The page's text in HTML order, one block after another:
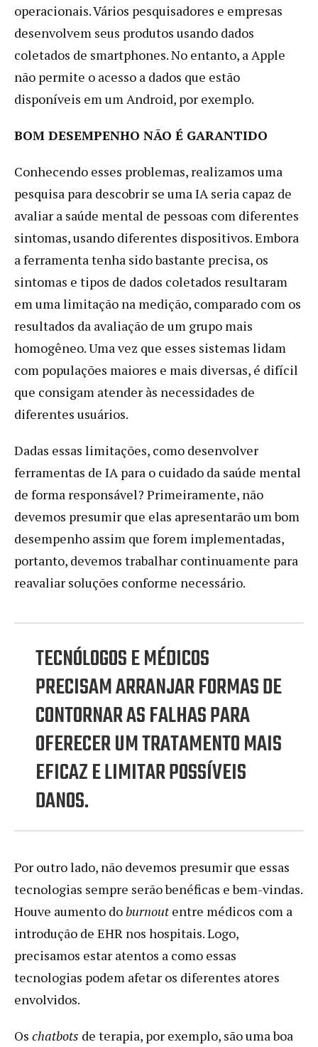
operacionais. Vários pesquisadores e empresas
desenvolvem seus produtos usando dados
coletados de smartphones. No entanto, a Apple
não permite o acesso a dados que estão
disponíveis em um Android, por exemplo.
BOM DESEMPENHO NÃO É GARANTIDO
Conhecendo esses problemas, realizamos uma
pesquisa para descobrir se uma IA seria capaz de
avaliar a saúde mental de pessoas com diferentes
sintomas, usando diferentes dispositivos. Embora
a ferramenta tenha sido bastante precisa, os
sintomas e tipos de dados coletados resultaram
em uma limitação na medição, comparado com os
resultados da avaliação de um grupo mais
homogêneo. Uma vez que esses sistemas lidam
com populações maiores e mais diversas, é difícil
que consigam atender às necessidades de
diferentes usuários.
Dadas essas limitações, como desenvolver
ferramentas de IA para o cuidado da saúde mental
de forma responsável? Primeiramente, não
devemos presumir que elas apresentarão um bom
desempenho assim que forem implementadas,
portanto, devemos trabalhar continuamente para
reavaliar soluções conforme necessário.
TECNÓLOGOS E MÉDICOS
PRECISAM ARRANJAR FORMAS DE
CONTORNAR AS FALHAS PARA
OFERECER UM TRATAMENTO MAIS
EFICAZ E LIMITAR POSSÍVEIS
DANOS.
Por outro lado, não devemos presumir que essas
tecnologias sempre serão benéficas e bem-vindas.
Houve aumento doburnoutentre médicos com a
introdução de EHR nos hospitais. Logo,
precisamos estar atentos a como essas
tecnologias podem afetar os diferentes atores
envolvidos.
Os chatbots de terapia, por exemplo, são uma boa